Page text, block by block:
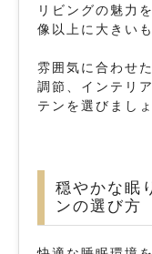
リビングの魅力
像以上に大きい
雰囲気に合わせ
調節、インテリ
テンを選びましょ
穏やかな眠
ンの選び方